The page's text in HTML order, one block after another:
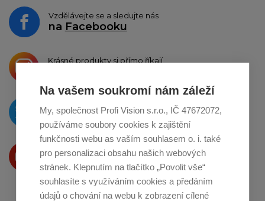
Na vašem soukromí nám záleží
My, společnost Profi Vision s.r.o., IČ 47672072,
používáme soubory cookies k zajištění
funkčnosti webu as vaším souhlasem o. i. také
pro personalizaci obsahu našich webových
stránek. Klepnutím na tlačítko „Povolit vše“
souhlasíte s využíváním cookies a předáním
údajů o chování na webu k zobrazení cílené
Vzdělávejte se a sledujte nás
na Facebooku
Krásné produkty si přímo říkají
O novinkách píšeme
naTwitteru
Produkty Vám představujeme
na Youtube